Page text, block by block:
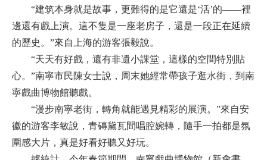
“建筑本身就是故事，更難得的是它還是‘活’的——裡
邊還有戲上演。這不隻是一座老房子，還是一段正在延續
的歷史。”來自上海的游客張毅說。
“天天有好戲，還有非遺小課堂，這樣的空間特別貼
心。”南寧市民陳女士說，周末她經常帶孩子逛水街，到南
寧戲曲博物館聽戲。
“漫步南寧老街，轉角就能遇見精彩的展演。”來自安
徽的游客李敏說，青磚黛瓦間唱腔婉轉，隨手一拍都是氛
圍感大片，真是好看好聽又好玩。